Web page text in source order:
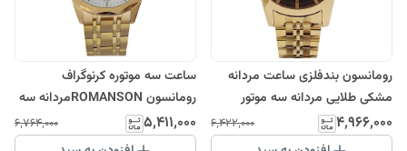
رومانسون بندفلزی ساعت مردانه
مشکی طلایی مردانه سه موتور
کرنوگراف تاریخ دار ضدآب
ROMANSON
۴٬۹۶۶٬۰۰۰ ۶٬۴۲۲٬۰۰۰
ساعت سه موتوره کرنوگراف
رومانسون ROMANSONمردانه سه
موتور ضدآب رنگ ثابت ارسال رایگان
طلایی
۵٬۴۱۱٬۰۰۰ ۶٬۷۶۴٬۰۰۰